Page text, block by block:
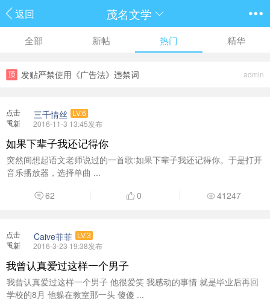
返回 茂名文学
全部 新帖 热门 精华
admin
发贴严禁使用《广告法》违禁词
点击
重新
三千情丝 LV.6
2016-11-3 13:45发布
如果下辈子我还记得你
突然间想起语文老师说过的一首歌:如果下辈子我还记得你。于是打开
音乐播放器，选择单曲 ...
62
0 41247
点击
重新
Caive菲菲 LV.3
2016-3-23 19:38发布
我曾认真爱过这样一个男子
我曾认真爱过这样一个男子 他很爱笑 我感动的事情 就是毕业后再回
学校的8月 他躲在教室那一头 傻傻 ...